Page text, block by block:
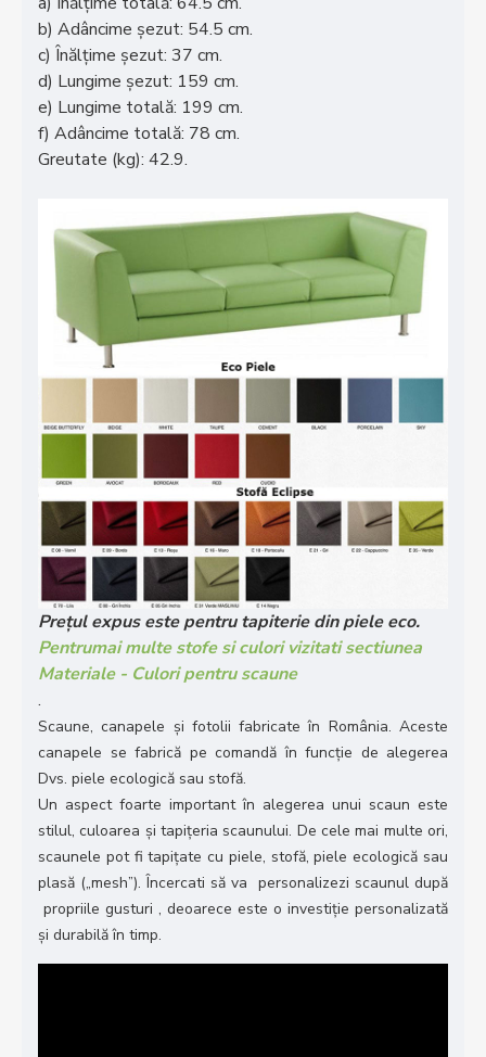
b) Adâncime șezut: 54.5 cm.
c) Înălțime șezut: 37 cm.
d) Lungime șezut: 159 cm.
e) Lungime totală: 199 cm.
f) Adâncime totală: 78 cm.
Greutate (kg): 42.9.
Prețul expus este pentru tapiterie din piele eco.
Pentrumai multe stofe si culori vizitati sectiunea
Materiale - Culori pentru scaune
.
Scaune, canapele și fotolii fabricate în România. Aceste
canapele se fabrică pe comandă în funcție de alegerea
Dvs. piele ecologică sau stofă.
Un aspect foarte important în alegerea unui scaun este
stilul, culoarea și tapițeria scaunului. De cele mai multe ori,
scaunele pot fi tapițate cu piele, stofă, piele ecologică sau
plasă („mesh”). Încercati să va personalizezi scaunul după
propriile gusturi , deoarece este o investiție personalizată
și durabilă în timp.